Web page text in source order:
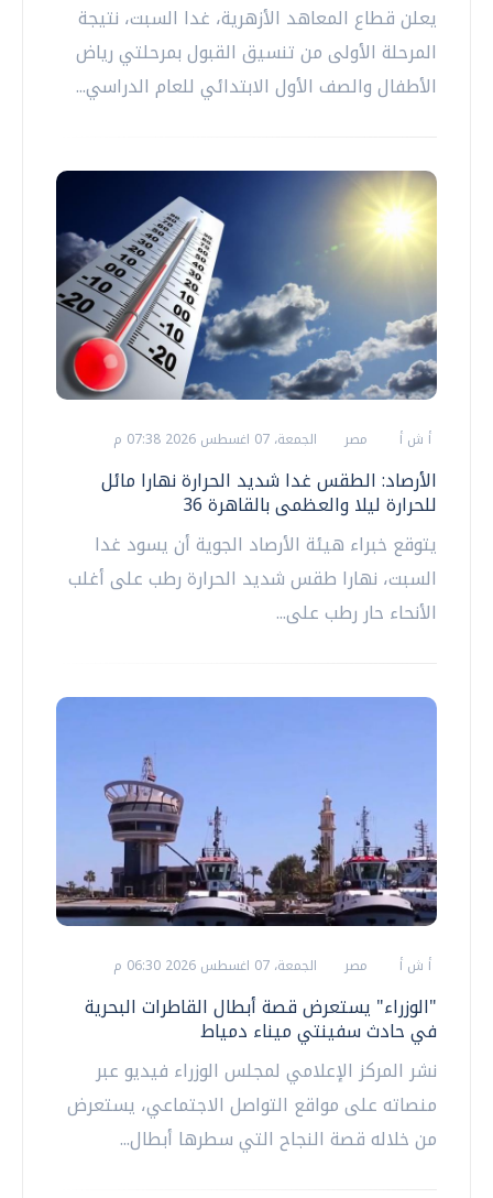
يعلن قطاع المعاهد الأزهرية، غدا السبت، نتيجة
المرحلة الأولى من تنسيق القبول بمرحلتي رياض
الأطفال والصف الأول الابتدائي للعام الدراسي...
أ ش أ مصر الجمعة، 07 اغسطس 2026 07:38 م
الأرصاد: الطقس غدا شديد الحرارة نهارا مائل
للحرارة ليلا والعظمى بالقاهرة 36
يتوقع خبراء هيئة الأرصاد الجوية أن يسود غدا
السبت، نهارا طقس شديد الحرارة رطب على أغلب
الأنحاء حار رطب على...
أ ش أ مصر الجمعة، 07 اغسطس 2026 06:30 م
"الوزراء" يستعرض قصة أبطال القاطرات البحرية
في حادث سفينتي ميناء دمياط
نشر المركز الإعلامي لمجلس الوزراء فيديو عبر
منصاته على مواقع التواصل الاجتماعي، يستعرض
من خلاله قصة النجاح التي سطرها أبطال...